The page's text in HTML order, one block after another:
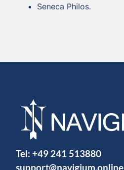
Seneca Philos.
Tel: +49 241 513880
support@navigium.online